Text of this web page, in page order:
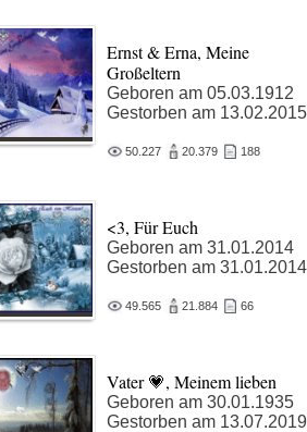
Ernst & Erna, Meine
Großeltern
Geboren am 05.03.1912
Gestorben am 13.02.2015
50.227 20.379 188
<3, Für Euch
Geboren am 31.01.2014
Gestorben am 31.01.2014
49.565 21.884 66
Vater 💗, Meinem lieben
Geboren am 30.01.1935
Gestorben am 13.07.2019